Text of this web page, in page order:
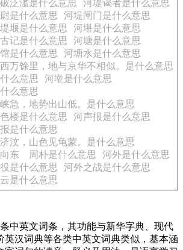
泛滥是什么意思
河堤谒者是什么意思
是什么意思
河堤闸门是什么意思
堰是什么意思
河堪是什么意思
记是什么意思
河塘是什么意思
是什么意思
河塘水是什么意思
万馀里，地与京华不相似。是什么意思
么意思
河墘是什么意思
么意思
急，地势出山低。是什么意思
楼是什么意思
河声报是什么意思
是什么意思
汶，山色见龟蒙。是什么意思
东 周朴是什么意思
河外是什么意思
是什么意思
河外之战是什么意思
是什么意思
中英文词条，其功能与新华字典、现代
英汉词典等各类中英文词典类似，基本涵